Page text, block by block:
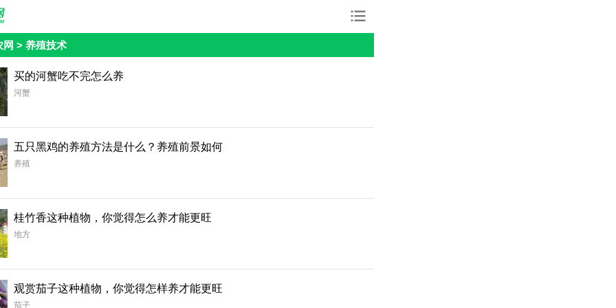
网 > 养殖技术
买的河蟹吃不完怎么养
河蟹
五只黑鸡的养殖方法是什么？养殖前景如何
养殖
桂竹香这种植物，你觉得怎么养才能更旺
地方
观赏茄子这种植物，你觉得怎样养才能更旺
茄子